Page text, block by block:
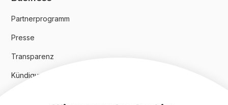
Partnerprogramm
Presse
Transparenz
Kündigungsindex 2024